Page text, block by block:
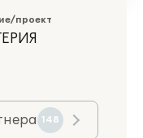
проект
148